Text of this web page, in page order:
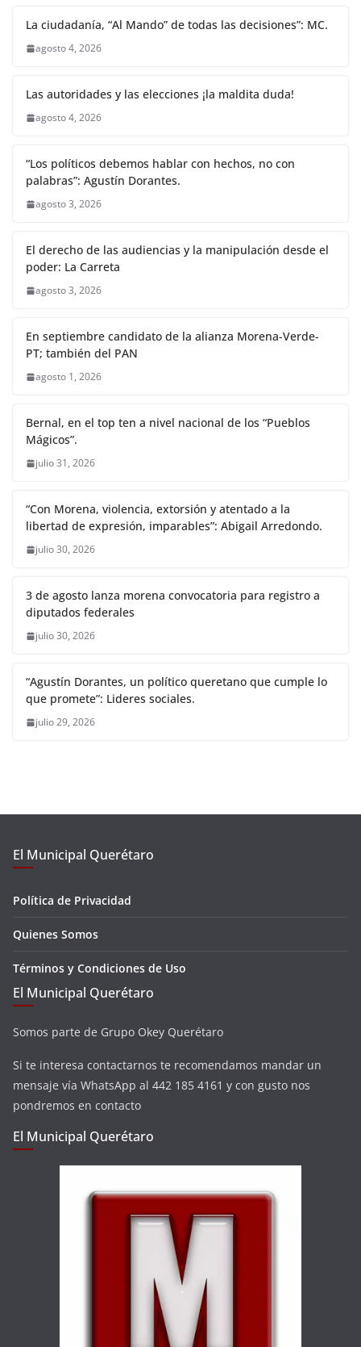
k
e
b
o
o
er l s
p
e
er
gr
m
p
tir
La ciudadanía, “Al Mando” de todas las decisiones”: MC.
agosto 4, 2026
Las autoridades y las elecciones ¡la maldita duda!
agosto 4, 2026
“Los políticos debemos hablar con hechos, no con
palabras”: Agustín Dorantes.
agosto 3, 2026
El derecho de las audiencias y la manipulación desde el
poder: La Carreta
agosto 3, 2026
En septiembre candidato de la alianza Morena-Verde-
PT; también del PAN
agosto 1, 2026
Bernal, en el top ten a nivel nacional de los “Pueblos
Mágicos”.
julio 31, 2026
“Con Morena, violencia, extorsión y atentado a la
libertad de expresión, imparables”: Abigail Arredondo.
julio 30, 2026
3 de agosto lanza morena convocatoria para registro a
diputados federales
julio 30, 2026
“Agustín Dorantes, un político queretano que cumple lo
que promete”: Lideres sociales.
julio 29, 2026
El Municipal Querétaro
Política de Privacidad
Quienes Somos
Términos y Condiciones de Uso
El Municipal Querétaro
Somos parte de Grupo Okey Querétaro
Si te interesa contactarnos te recomendamos mandar un
mensaje vía WhatsApp al 442 185 4161 y con gusto nos
pondremos en contacto
El Municipal Querétaro